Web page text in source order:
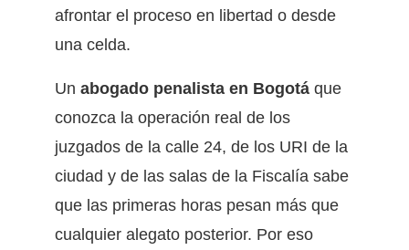
afrontar el proceso en libertad o desde
una celda.
Un abogado penalista en Bogotá que
conozca la operación real de los
juzgados de la calle 24, de los URI de la
ciudad y de las salas de la Fiscalía sabe
que las primeras horas pesan más que
cualquier alegato posterior. Por eso